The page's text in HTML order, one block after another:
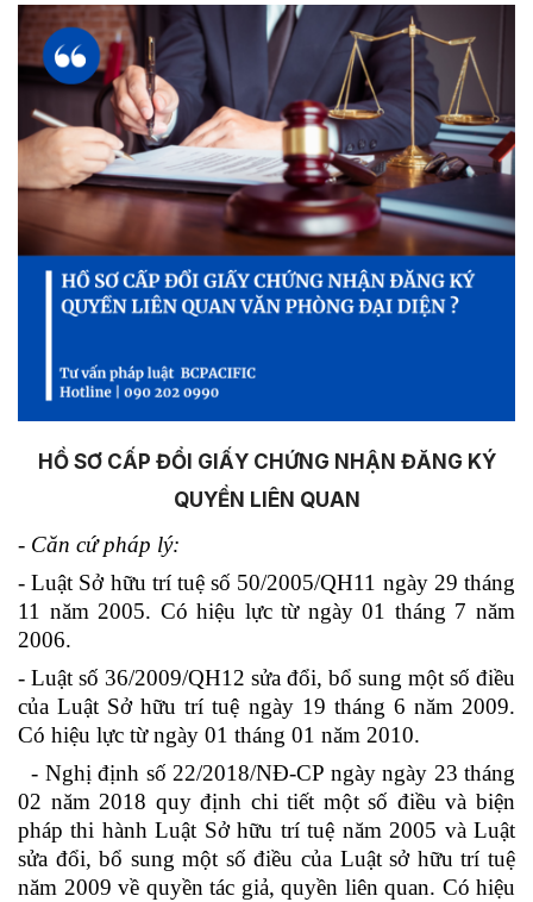
HỒ SƠ CẤP ĐỔI GIẤY CHỨNG NHẬN ĐĂNG KÝ
QUYỀN LIÊN QUAN
- Căn cứ pháp lý:
- Luật Sở hữu trí tuệ số 50/2005/QH11 ngày 29 tháng
11 năm 2005. Có hiệu lực từ ngày 01 tháng 7 năm
2006.
- Luật số 36/2009/QH12 sửa đổi, bổ sung một số điều
của Luật Sở hữu trí tuệ ngày 19 tháng 6 năm 2009.
Có hiệu lực từ ngày 01 tháng 01 năm 2010.
- Nghị định số 22/2018/NĐ-CP ngày ngày 23 tháng
02 năm 2018 quy định chi tiết một số điều và biện
pháp thi hành Luật Sở hữu trí tuệ năm 2005 và Luật
sửa đổi, bổ sung một số điều của Luật sở hữu trí tuệ
năm 2009 về quyền tác giả, quyền liên quan. Có hiệu